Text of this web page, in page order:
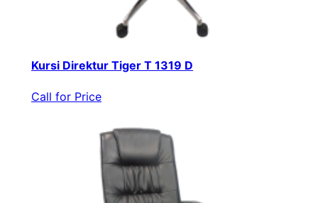
Kursi Direktur Tiger T 1319 D
Call for Price